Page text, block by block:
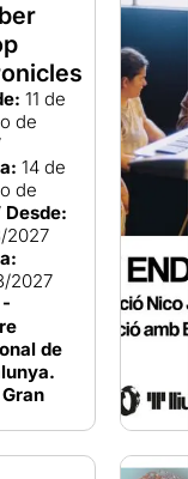
11 de
de
14 de
de
Desde:
2027
2027
de